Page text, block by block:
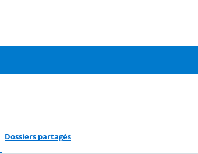
Dossiers partagés